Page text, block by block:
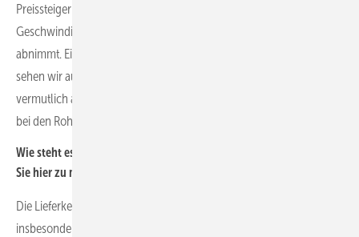
Preissteigerungen. Wobei es im Moment so aussieht, dass die
Geschwindigkeit der Preissteigerungen im Photovoltaikbereich
abnimmt. Eine nennenswerte Reduzierung der Herstellungskosten
sehen wir auf absehbarer Zeit aber nicht, weil die Energiekosten
vermutlich auf längere Zeit hoch bleiben werden und damit auch
bei den Rohstoffkosten keine Preissenkungen zu erwarten sind.
Wie steht es um die Lieferketten, welche Herausforderungen haben
Sie hier zu meistern?
Die Lieferketten sind derzeit stabil, auch wenn die Lieferzeiten
insbesondere bei Netzanschlusstechnik gestiegen sind. Die